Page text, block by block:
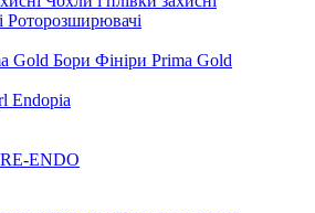
Роторозширювачі
Бори Фініри Prima Gold
Endopia
ENDO